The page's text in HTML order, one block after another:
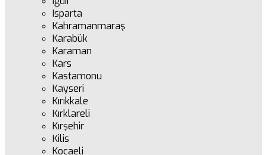
Isparta
Kahramanmaraş
Karabük
Karaman
Kars
Kastamonu
Kayseri
Kırıkkale
Kırklareli
Kırşehir
Kilis
Kocaeli